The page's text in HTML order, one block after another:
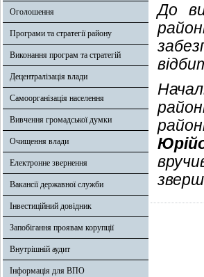
Оголошення
Програми та стратегії району
Виконання програм та стратегій
Децентралізація влади
Самоорганізація населення
Вивчення громадської думки
Очищення влади
Електронне звернення
Вакансії державної служби
Інвестиційний довідник
Запобігання проявам корупції
Внутрішній аудит
Інформація для ВПО
До